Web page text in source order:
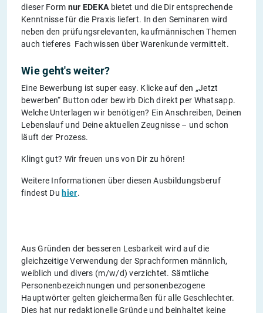
dieser Form nur EDEKA bietet und die Dir entsprechende
Kenntnisse für die Praxis liefert. In den Seminaren wird
neben den prüfungsrelevanten, kaufmännischen Themen
auch tieferes Fachwissen über Warenkunde vermittelt.
Wie geht's weiter?
Eine Bewerbung ist super easy. Klicke auf den „Jetzt
bewerben“ Button oder bewirb Dich direkt per Whatsapp.
Welche Unterlagen wir benötigen? Ein Anschreiben, Deinen
Lebenslauf und Deine aktuellen Zeugnisse – und schon
läuft der Prozess.
Klingt gut? Wir freuen uns von Dir zu hören!
Weitere Informationen über diesen Ausbildungsberuf
findest Du hier.
Aus Gründen der besseren Lesbarkeit wird auf die
gleichzeitige Verwendung der Sprachformen männlich,
weiblich und divers (m/w/d) verzichtet. Sämtliche
Personenbezeichnungen und personenbezogene
Hauptwörter gelten gleichermaßen für alle Geschlechter.
Dies hat nur redaktionelle Gründe und beinhaltet keine